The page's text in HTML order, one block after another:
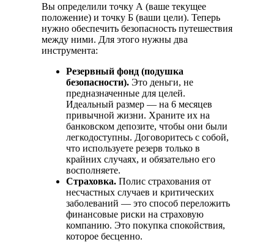
Вы определили точку А (ваше текущее
положение) и точку Б (ваши цели). Теперь
нужно обеспечить безопасность путешествия
между ними. Для этого нужны два
инструмента:
Резервный фонд (подушка
безопасности). Это деньги, не
предназначенные для целей.
Идеальный размер — на 6 месяцев
привычной жизни. Храните их на
банковском депозите, чтобы они были
легкодоступны. Договоритесь с собой,
что используете резерв только в
крайних случаях, и обязательно его
восполняете.
Страховка. Полис страхования от
несчастных случаев и критических
заболеваний — это способ переложить
финансовые риски на страховую
компанию. Это покупка спокойствия,
которое бесценно.